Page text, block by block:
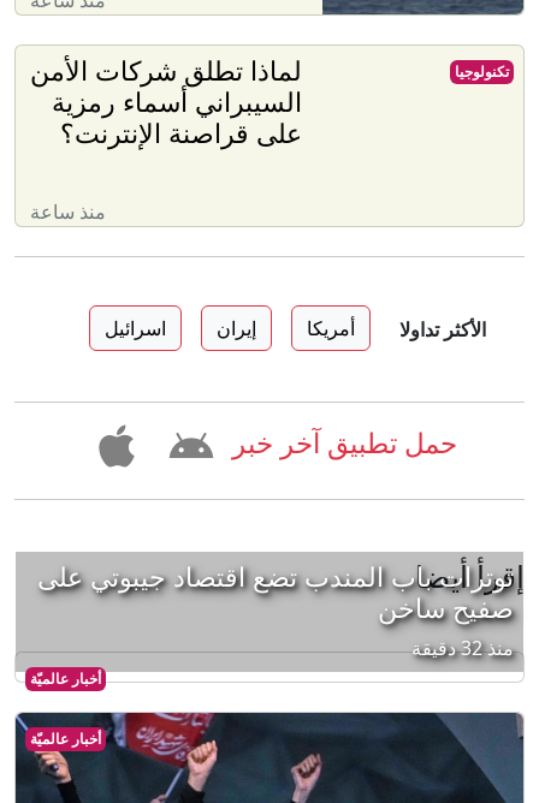
لماذا تطلق شركات الأمن
السيبراني أسماء رمزية
على قراصنة الإنترنت؟
منذ ساعة
تكنولوجيا
الأكثر تداولا أمريكا إيران اسرائيل
حمل تطبيق آخر خبر
إقرأ أيضا
أخبار عالميّة
توترات باب المندب تضع اقتصاد جيبوتي على
صفيح ساخن
منذ 32 دقيقة
أخبار عالميّة